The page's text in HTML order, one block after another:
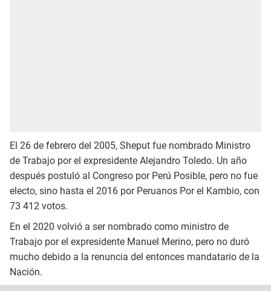
El 26 de febrero del 2005, Sheput fue nombrado Ministro
de Trabajo por el expresidente Alejandro Toledo. Un año
después postuló al Congreso por Perú Posible, pero no fue
electo, sino hasta el 2016 por Peruanos Por el Kambio, con
73 412 votos.
En el 2020 volvió a ser nombrado como ministro de
Trabajo por el expresidente Manuel Merino, pero no duró
mucho debido a la renuncia del entonces mandatario de la
Nación.